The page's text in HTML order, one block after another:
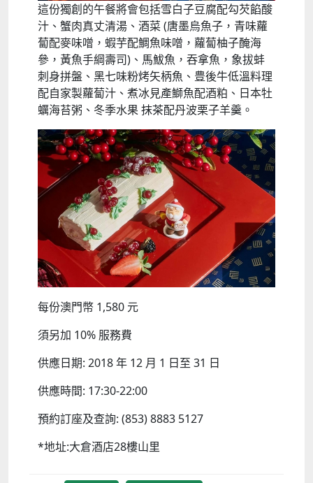
這份獨創的午餐將會包括雪白子豆腐配勾芡餡酸
汁、蟹肉真丈清湯、酒菜 (唐墨烏魚子，青味蘿
蔔配麥味噌，蝦芋配鯛魚味噌，蘿蔔柚子醃海
參，黃魚手綱壽司)、馬鮁魚，吞拿魚，象拔蚌
刺身拼盤、黑七味粉烤矢柄魚、豊後牛低溫料理
配自家製蘿蔔汁、煮冰見產鰤魚配酒粕、日本牡
蠣海苔粥、冬季水果 抹茶配丹波栗子羊羹。
每份澳門幣 1,580 元
須另加 10% 服務費
供應日期: 2018 年 12 月 1 日至 31 日
供應時間: 17:30-22:00
預約訂座及查詢: (853) 8883 5127
*地址:大倉酒店28樓山里